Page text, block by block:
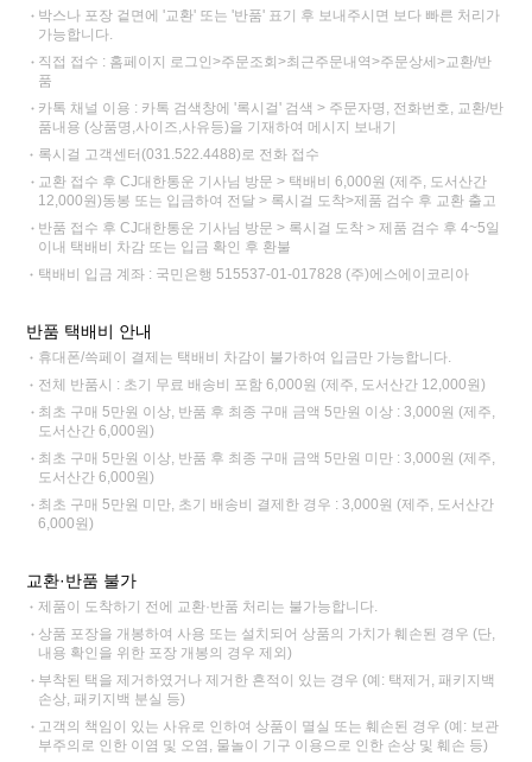
박스나 포장 겉면에 '교환' 또는 '반품' 표기 후 보내주시면 보다 빠른 처리가
가능합니다.
직접 접수 : 홈페이지 로그인>주문조회>최근주문내역>주문상세>교환/반
품
카톡 채널 이용 : 카톡 검색창에 '록시걸' 검색 > 주문자명, 전화번호, 교환/반
품내용 (상품명,사이즈,사유등)을 기재하여 메시지 보내기
록시걸 고객센터(031.522.4488)로 전화 접수
교환 접수 후 CJ대한통운 기사님 방문 > 택배비 6,000원 (제주, 도서산간
12,000원)동봉 또는 입금하여 전달 > 록시걸 도착>제품 검수 후 교환 출고
반품 접수 후 CJ대한통운 기사님 방문 > 록시걸 도착 > 제품 검수 후 4~5일
이내 택배비 차감 또는 입금 확인 후 환불
택배비 입금 계좌 : 국민은행 515537-01-017828 (주)에스에이코리아
반품 택배비 안내
휴대폰/쓱페이 결제는 택배비 차감이 불가하여 입금만 가능합니다.
전체 반품시 : 초기 무료 배송비 포함 6,000원 (제주, 도서산간 12,000원)
최초 구매 5만원 이상, 반품 후 최종 구매 금액 5만원 이상 : 3,000원 (제주,
도서산간 6,000원)
최초 구매 5만원 이상, 반품 후 최종 구매 금액 5만원 미만 : 3,000원 (제주,
도서산간 6,000원)
최초 구매 5만원 미만, 초기 배송비 결제한 경우 : 3,000원 (제주, 도서산간
6,000원)
교환·반품 불가
제품이 도착하기 전에 교환·반품 처리는 불가능합니다.
상품 포장을 개봉하여 사용 또는 설치되어 상품의 가치가 훼손된 경우 (단,
내용 확인을 위한 포장 개봉의 경우 제외)
부착된 택을 제거하였거나 제거한 흔적이 있는 경우 (예: 택제거, 패키지백
손상, 패키지백 분실 등)
고객의 책임이 있는 사유로 인하여 상품이 멸실 또는 훼손된 경우 (예: 보관
부주의로 인한 이염 및 오염, 물놀이 기구 이용으로 인한 손상 및 훼손 등)